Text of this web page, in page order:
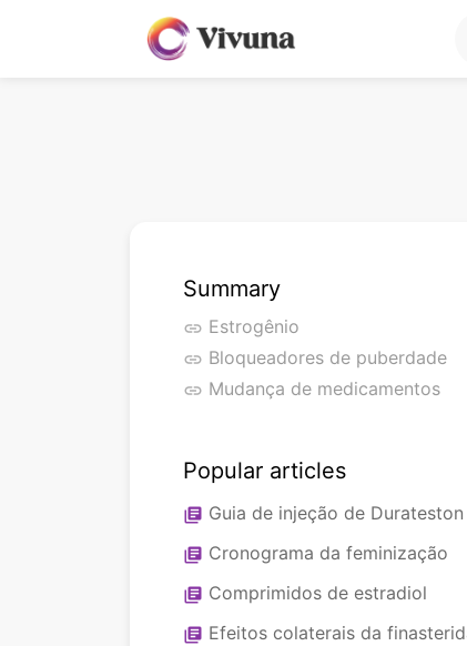
Summary
link Estrogênio
link Bloqueadores de puberdade
link Mudança de medicamentos
Popular articles
library_books Guia de injeção de Durateston
library_books Cronograma da feminização
library_books Comprimidos de estradiol
library_books Efeitos colaterais da